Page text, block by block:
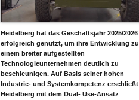
Heidelberg hat das Geschäftsjahr 2025/2026
erfolgreich genutzt, um ihre Entwicklung zu
einem breiter aufgestellten
Technologieunternehmen deutlich zu
beschleunigen. Auf Basis seiner hohen
Industrie- und Systemkompetenz erschließt
Heidelberg mit dem Dual- Use-Ansatz